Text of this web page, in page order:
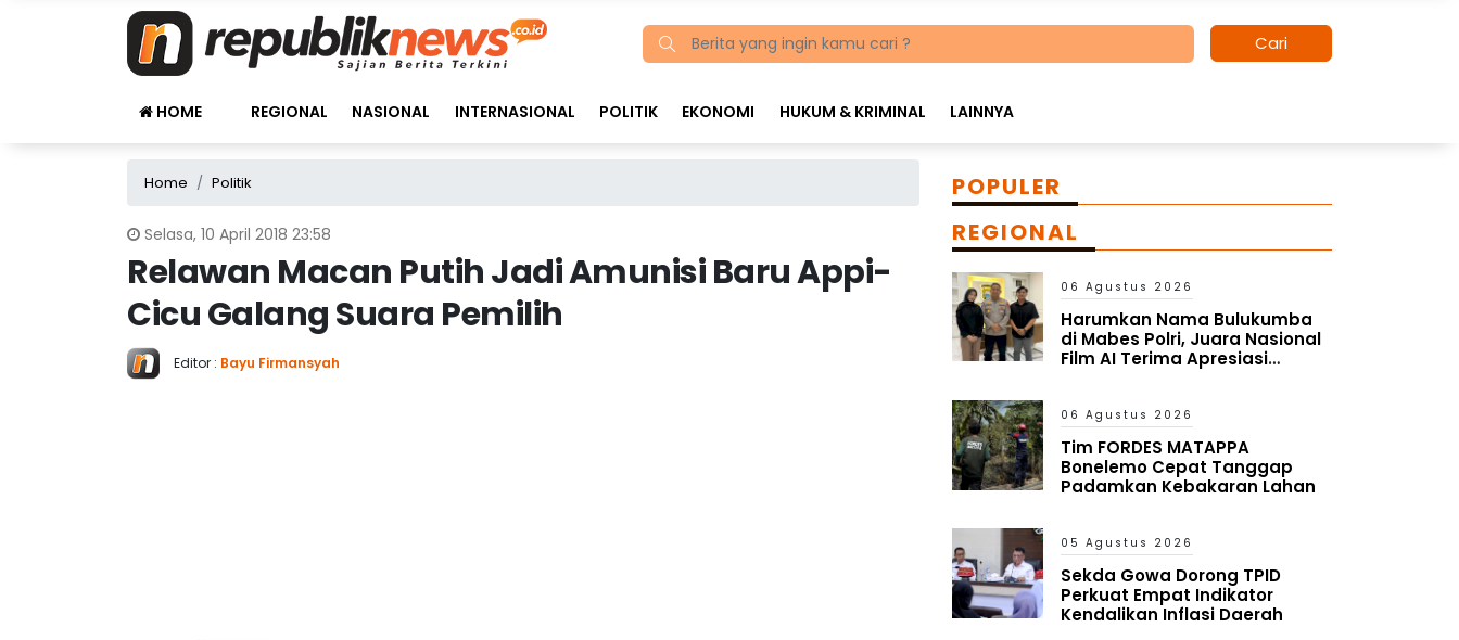
Cari
HOME REGIONAL NASIONAL INTERNASIONAL POLITIK EKONOMI HUKUM & KRIMINAL LAINNYA
Home Politik
Selasa, 10 April 2018 23:58
Relawan Macan Putih Jadi Amunisi Baru Appi-
Cicu Galang Suara Pemilih
Editor : Bayu Firmansyah
POPULER
REGIONAL
06 Agustus 2026
Harumkan Nama Bulukumba
di Mabes Polri, Juara Nasional
Film AI Terima Apresiasi
06 Agustus 2026
Tim FORDES MATAPPA
Bonelemo Cepat Tanggap
Padamkan Kebakaran Lahan
05 Agustus 2026
Sekda Gowa Dorong TPID
Perkuat Empat Indikator
Kendalikan Inflasi Daerah